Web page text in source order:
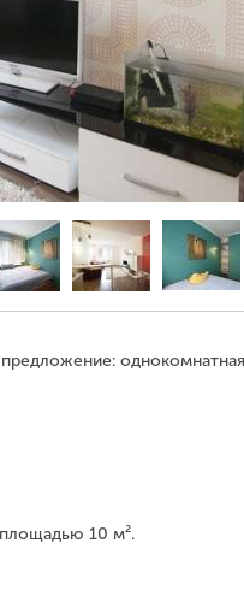
однокомнатная
10 м².